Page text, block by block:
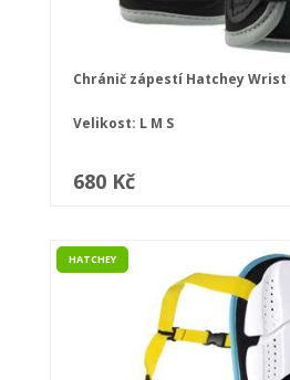
Chránič zápestí Hatchey
Velikost: L M S
680 Kč
HATCHEY